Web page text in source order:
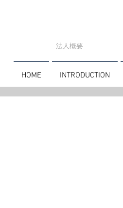
法人概要
HOME INTRODUCTION